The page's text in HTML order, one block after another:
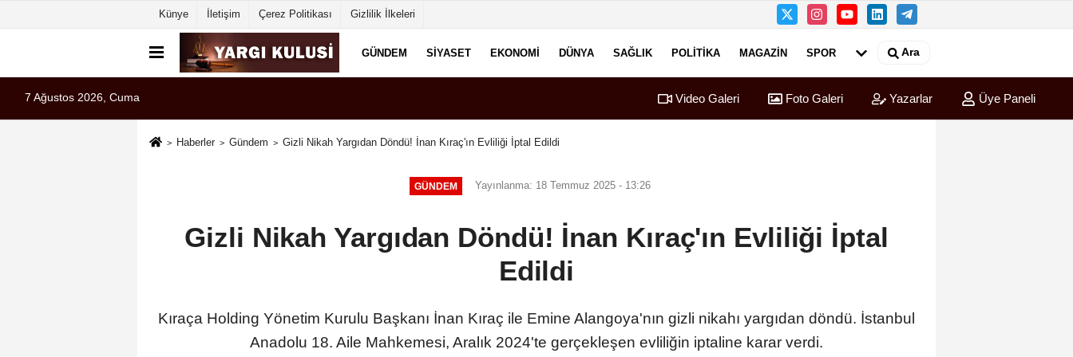
Künye İletişim Çerez Politikası Gizlilik İlkeleri
GÜNDEM SIYASET EKONOMI DÜNYA SAĞLIK POLITIKA MAGAZIN SPOR Ara
7 Ağustos 2026, Cuma Video Galeri Foto Galeri Yazarlar Üye Paneli
Haberler Gündem Gizli Nikah Yargıdan Döndü! İnan Kıraç'ın Evliliği İptal Edildi
GÜNDEM Yayınlanma: 18 Temmuz 2025 - 13:26
Gizli Nikah Yargıdan Döndü! İnan Kıraç'ın Evliliği İptal
Edildi
Kıraça Holding Yönetim Kurulu Başkanı İnan Kıraç ile Emine Alangoya'nın gizli nikahı yargıdan döndü. İstanbul
Anadolu 18. Aile Mahkemesi, Aralık 2024'te gerçekleşen evliliğin iptaline karar verdi.